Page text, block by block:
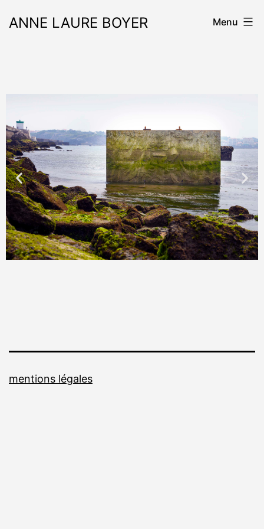
ANNE LAURE BOYER Menu
mentions légales